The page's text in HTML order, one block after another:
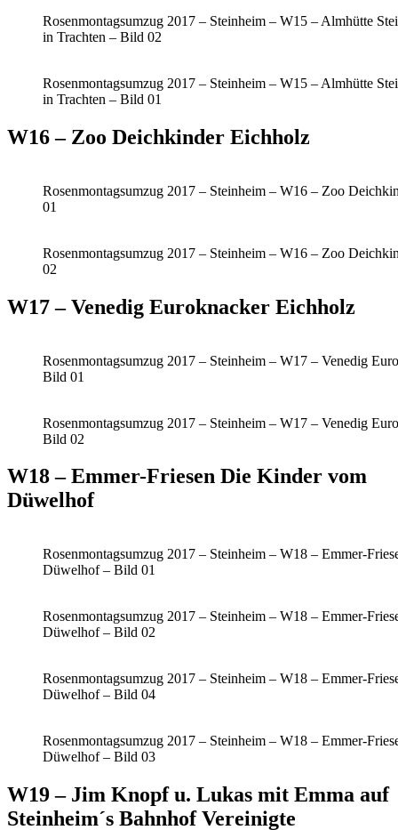
Rosenmontagsumzug 2017 – Steinheim – W15 – Almhütte
in Trachten – Bild 02
Rosenmontagsumzug 2017 – Steinheim – W15 – Almhütte
in Trachten – Bild 01
W16 – Zoo Deichkinder Eichholz
Rosenmontagsumzug 2017 – Steinheim – W16 – Zoo
01
Rosenmontagsumzug 2017 – Steinheim – W16 – Zoo
02
W17 – Venedig Euroknacker Eichholz
Rosenmontagsumzug 2017 – Steinheim – W17 – Venedig
Bild 01
Rosenmontagsumzug 2017 – Steinheim – W17 – Venedig
Bild 02
W18 – Emmer-Friesen Die Kinder vom
Düwelhof
Rosenmontagsumzug 2017 – Steinheim – W18 – Emmer-
Düwelhof – Bild 01
Rosenmontagsumzug 2017 – Steinheim – W18 – Emmer-
Düwelhof – Bild 02
Rosenmontagsumzug 2017 – Steinheim – W18 – Emmer-
Düwelhof – Bild 04
Rosenmontagsumzug 2017 – Steinheim – W18 – Emmer-
Düwelhof – Bild 03
W19 – Jim Knopf u. Lukas mit Emma auf
Steinheim´s Bahnhof Vereinigte